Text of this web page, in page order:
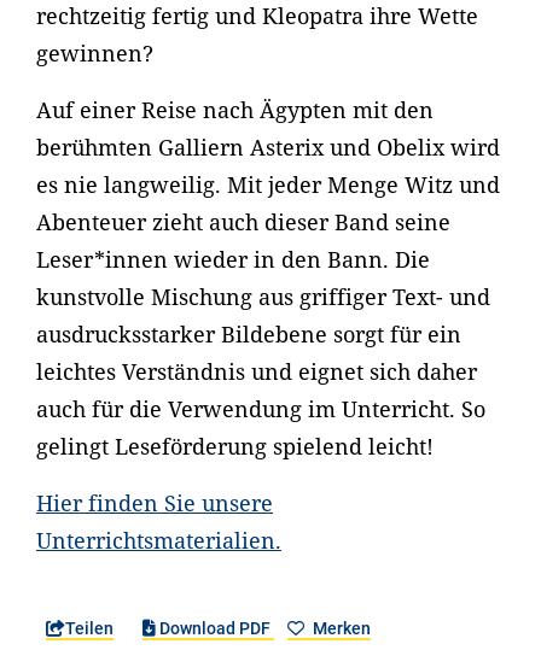
rechtzeitig fertig und Kleopatra ihre Wette
gewinnen?
Auf einer Reise nach Ägypten mit den
berühmten Galliern Asterix und Obelix wird
es nie langweilig. Mit jeder Menge Witz und
Abenteuer zieht auch dieser Band seine
Leser*innen wieder in den Bann. Die
kunstvolle Mischung aus griffiger Text- und
ausdrucksstarker Bildebene sorgt für ein
leichtes Verständnis und eignet sich daher
auch für die Verwendung im Unterricht. So
gelingt Leseförderung spielend leicht!
Hier finden Sie unsere
Unterrichtsmaterialien.
Teilen Download PDF Merken